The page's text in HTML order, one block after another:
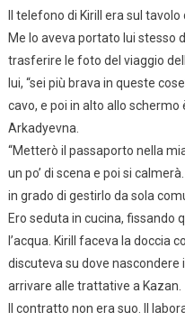
Il telefono di Kirill era sul
Me lo aveva portato lui stesso
trasferire le foto del viaggio
lui, “sei più brava in queste
cavo, e poi in alto allo
Arkadyevna.
“Metterò il passaporto nella
un po’ di scena e poi si
in grado di gestirlo da sola
Ero seduta in cucina, fissando
l’acqua. Kirill faceva la doccia
discuteva su dove
arrivare alle trattative a Kazan.
Il contratto non era suo. Il